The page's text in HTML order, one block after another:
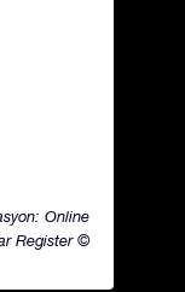
Online
Register ©